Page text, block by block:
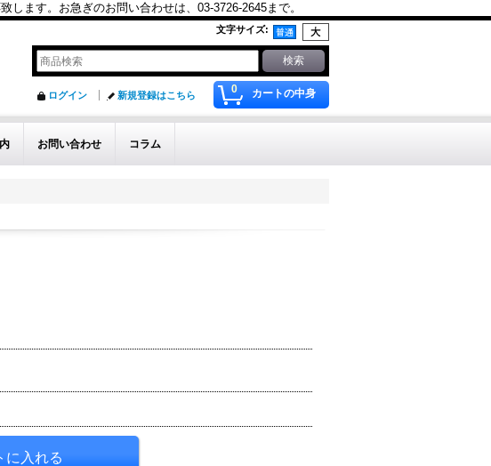
ます。お急ぎのお問い合わせは、03-3726-2645まで。
文字サイズ:
0 カートの中身
ログイン 新規登録はこちら
お問い合わせ コラム